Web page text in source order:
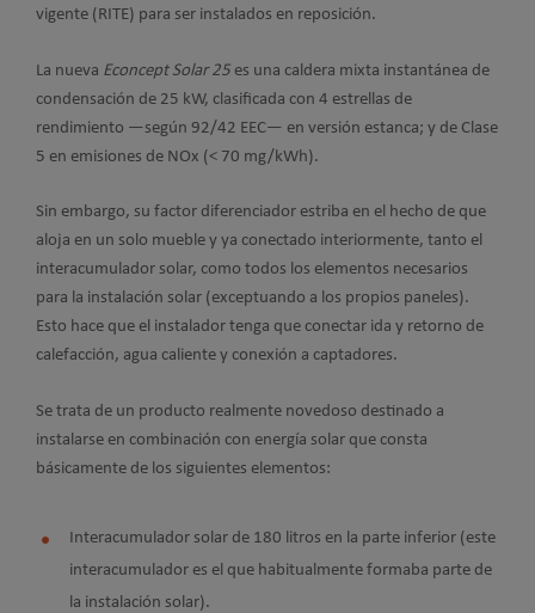
vigente (RITE) para ser instalados en reposición.
La nueva Econcept Solar 25 es una caldera mixta instantánea de
condensación de 25 kW, clasificada con 4 estrellas de
rendimiento —según 92/42 EEC— en versión estanca; y de Clase
5 en emisiones de NOx (< 70 mg/kWh).
Sin embargo, su factor diferenciador estriba en el hecho de que
aloja en un solo mueble y ya conectado interiormente, tanto el
interacumulador solar, como todos los elementos necesarios
para la instalación solar (exceptuando a los propios paneles).
Esto hace que el instalador tenga que conectar ida y retorno de
calefacción, agua caliente y conexión a captadores.
Se trata de un producto realmente novedoso destinado a
instalarse en combinación con energía solar que consta
básicamente de los siguientes elementos:
Interacumulador solar de 180 litros en la parte inferior (este
interacumulador es el que habitualmente formaba parte de
la instalación solar).